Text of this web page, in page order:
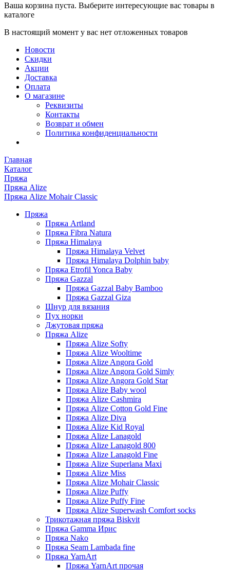
Ваша корзина пуста. Выберите интересующие вас товары в
каталоге
В настоящий момент у вас нет отложенных товаров
Новости
Скидки
Акции
Доставка
Оплата
О магазине
Реквизиты
Контакты
Возврат и обмен
Политика конфиденциальности
Главная
Каталог
Пряжа
Пряжа Alize
Пряжа Alize Mohair Classic
Пряжа
Пряжа Artland
Пряжа Fibra Natura
Пряжа Himalaya
Пряжа Himalaya Velvet
Пряжа Himalaya Dolphin baby
Пряжа Etrofil Yonca Baby
Пряжа Gazzal
Пряжа Gazzal Baby Bamboo
Пряжа Gazzal Giza
Шнур для вязания
Пух норки
Джутовая пряжа
Пряжа Alize
Пряжа Alize Softy
Пряжа Alize Wooltime
Пряжа Alize Angora Gold
Пряжа Alize Angora Gold Simly
Пряжа Alize Angora Gold Star
Пряжа Alize Baby wool
Пряжа Alize Cashmira
Пряжа Alize Cotton Gold Fine
Пряжа Alize Diva
Пряжа Alize Kid Royal
Пряжа Alize Lanagold
Пряжа Alize Lanagold 800
Пряжа Alize Lanagold Fine
Пряжа Alize Superlana Maxi
Пряжа Alize Miss
Пряжа Alize Mohair Classic
Пряжа Alize Puffy
Пряжа Alize Puffy Fine
Пряжа Alize Superwash Comfort socks
Трикотажная пряжа Biskvit
Пряжа Gamma Ирис
Пряжа Nako
Пряжа Seam Lambada fine
Пряжа YarnArt
Пряжа YarnArt прочая